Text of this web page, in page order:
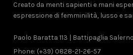
Creato da menti sapienti e mani
espressione di femminilità, lusso e
Paolo Baratta 113 | Battipaglia Salerno
Phone: (+39) 0828-21-26-57